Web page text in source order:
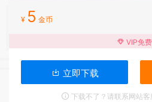
¥ 5 金币
VIP免费
立即下载
下载不了？请联系网站客